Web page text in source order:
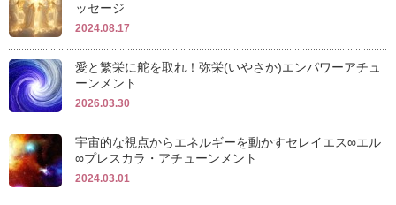
ッセージ
2024.08.17
愛と繁栄に舵を取れ！弥栄(いやさか)エンパワーアチュ
ーンメント
2026.03.30
宇宙的な視点からエネルギーを動かすセレイエス∞エル
∞プレスカラ・アチューンメント
2024.03.01